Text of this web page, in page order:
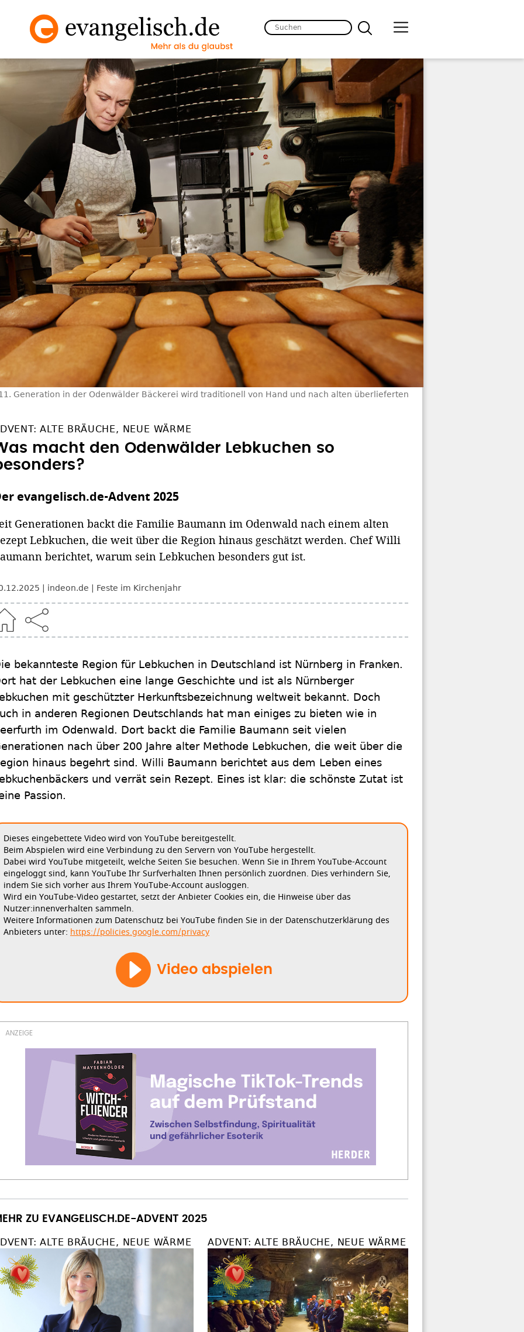
Generation in der Odenwälder Bäckerei wird traditionell von Hand und nach alten überlieferten
ALTE BRÄUCHE, NEUE WÄRME
macht den Odenwälder Lebkuchen so
evangelisch.de-Advent 2025
Generationen backt die Familie Baumann im Odenwald nach einem alten
Lebkuchen, die weit über die Region hinaus geschätzt werden. Chef Willi
berichtet, warum sein Lebkuchen besonders gut ist.
indeon.de Feste im Kirchenjahr
bekannteste Region für Lebkuchen in Deutschland ist Nürnberg in Franken.
hat der Lebkuchen eine lange Geschichte und ist als Nürnberger
mit geschützter Herkunftsbezeichnung weltweit bekannt. Doch
in anderen Regionen Deutschlands hat man einiges zu bieten wie in
im Odenwald. Dort backt die Familie Baumann seit vielen
nach über 200 Jahre alter Methode Lebkuchen, die weit über die
hinaus begehrt sind. Willi Baumann berichtet aus dem Leben eines
und verrät sein Rezept. Eines ist klar: die schönste Zutat ist
Passion.
Dieses eingebettete Video wird von YouTube bereitgestellt.
Beim Abspielen wird eine Verbindung zu den Servern von YouTube hergestellt.
Dabei wird YouTube mitgeteilt, welche Seiten Sie besuchen. Wenn Sie in Ihrem YouTube-Account
eingeloggt sind, kann YouTube Ihr Surfverhalten Ihnen persönlich zuordnen. Dies verhindern Sie,
indem Sie sich vorher aus Ihrem YouTube-Account ausloggen.
Wird ein YouTube-Video gestartet, setzt der Anbieter Cookies ein, die Hinweise über das
Nutzer:innenverhalten sammeln.
Weitere Informationen zum Datenschutz bei YouTube finden Sie in der Datenschutzerklärung des
Anbieters unter: https://policies.google.com/privacy
Video abspielen
ZU EVANGELISCH.DE-ADVENT 2025
ALTE BRÄUCHE, NEUE WÄRME ADVENT: ALTE BRÄUCHE, NEUE WÄRME